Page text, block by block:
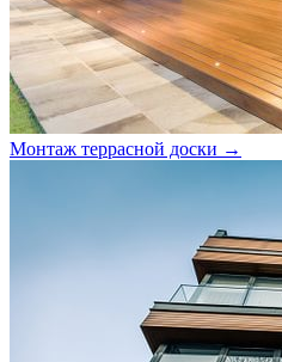
Монтаж террасной доски →